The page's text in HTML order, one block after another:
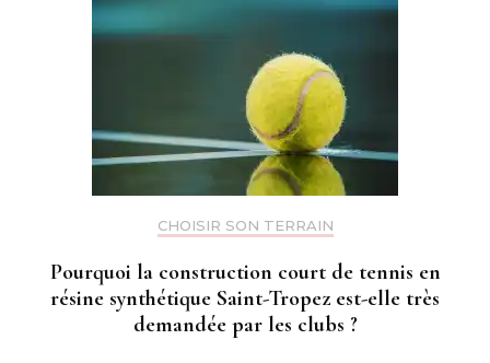
CHOISIR SON TERRAIN
Pourquoi la construction court de tennis en
résine synthétique Saint-Tropez est-elle très
demandée par les clubs ?